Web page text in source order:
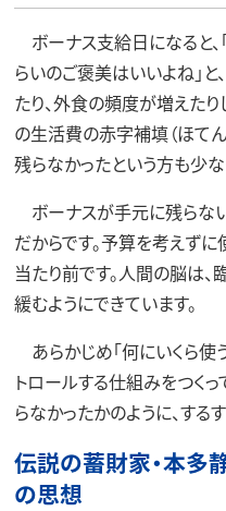
ボーナス支給日になると、
らいのご褒美はいいよね」
たり、外食の頻度が増えた
の生活費の赤字補填（ほて
残らなかったという方も少な
ボーナスが手元に残らな
だからです。予算を考えず
当たり前です。人間の脳は
緩むようにできています。
あらかじめ「何にいくら使
トロールする仕組みをつく
らなかったかのように、する
伝説の蓄財家・本多
の思想